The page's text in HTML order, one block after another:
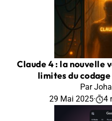
Claude 4 : la nouvelle
limites du
Par
29 Mai 2025· 4